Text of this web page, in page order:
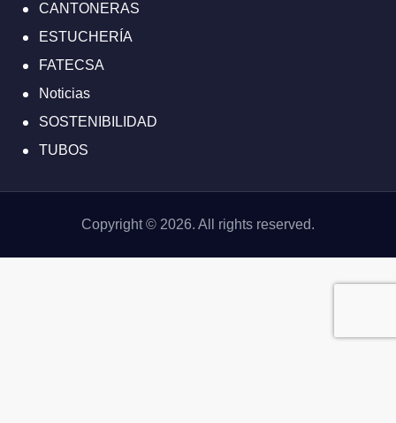
CANTONERAS
ESTUCHERÍA
FATECSA
Noticias
SOSTENIBILIDAD
TUBOS
Copyright © 2026. All rights reserved.